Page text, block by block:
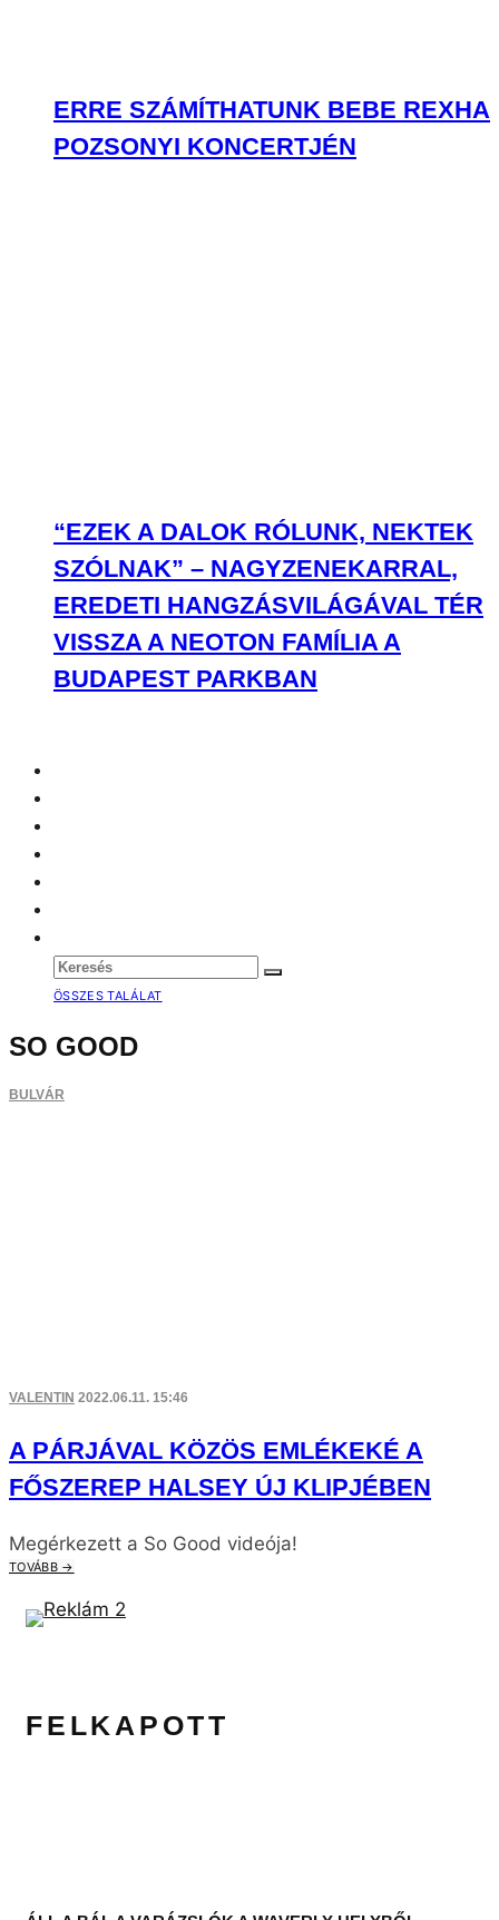
ERRE SZÁMÍTHATUNK BEBE REXHA
POZSONYI KONCERTJÉN
“EZEK A DALOK RÓLUNK, NEKTEK
SZÓLNAK” – NAGYZENEKARRAL,
EREDETI HANGZÁSVILÁGÁVAL TÉR
VISSZA A NEOTON FAMÍLIA A
BUDAPEST PARKBAN
ÖSSZES TALÁLAT
SO GOOD
BULVÁR
VALENTIN 2022.06.11. 15:46
A PÁRJÁVAL KÖZÖS EMLÉKEKÉ A
FŐSZEREP HALSEY ÚJ KLIPJÉBEN
Megérkezett a So Good videója!
TOVÁBB →
FELKAPOTT